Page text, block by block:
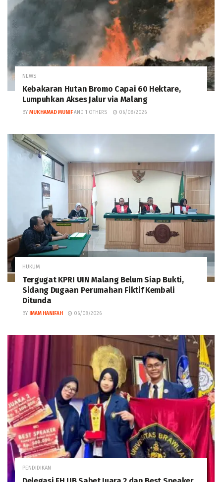
NEWS
Kebakaran Hutan Bromo Capai 60 Hektare,
Lumpuhkan Akses Jalur via Malang
BY MUKHAMAD MUNIF AND 1 OTHERS 06/08/2026
HUKUM
Tergugat KPRI UIN Malang Belum Siap Bukti,
Sidang Dugaan Perumahan Fiktif Kembali
Ditunda
BY IMAM HANIFAH 06/08/2026
PENDIDIKAN